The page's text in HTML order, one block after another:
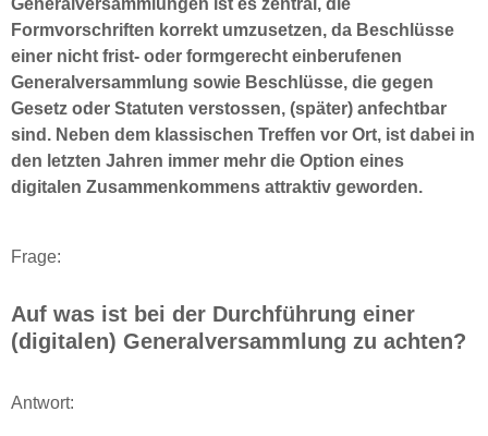
Formvorschriften korrekt umzusetzen, da Beschlüsse
einer nicht frist- oder formgerecht einberufenen
Generalversammlung sowie Beschlüsse, die gegen
Gesetz oder Statuten verstossen, (später) anfechtbar
sind. Neben dem klassischen Treffen vor Ort, ist dabei in
den letzten Jahren immer mehr die Option eines
digitalen Zusammenkommens attraktiv geworden.
Frage:
Auf was ist bei der Durchführung einer
(digitalen) Generalversammlung zu achten?
Antwort: